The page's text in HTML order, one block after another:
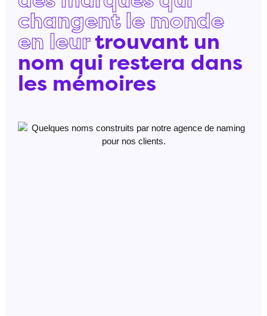
changent le monde
en leurtrouvant un
nom qui restera dans
les mémoires